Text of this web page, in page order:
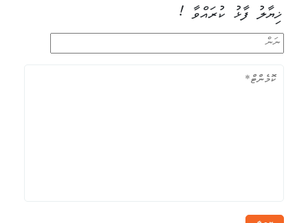
ޚިޔާލު ފާޅު ކުރައްވާ !